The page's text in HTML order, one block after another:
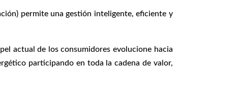
permite una gestión inteligente, eficiente y
actual de los consumidores evolucione hacia
participando en toda la cadena de valor,